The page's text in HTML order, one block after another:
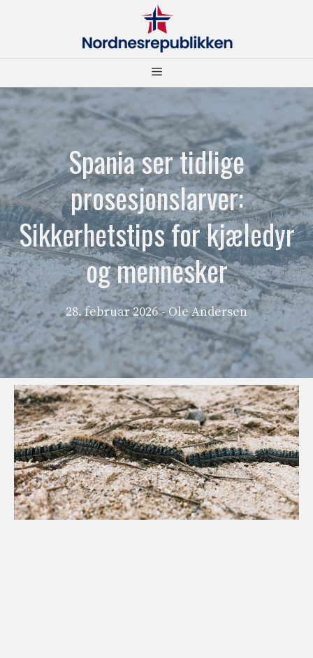
Meny
Spania ser tidlige
prosesjonslarver:
Sikkerhetstips for kjæledyr
og mennesker
28. februar 2026 - Ole Andersen